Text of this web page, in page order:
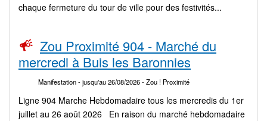
chaque fermeture du tour de ville pour des festivités...
Zou Proximité 904 - Marché du
mercredi à Buis les Baronnies
Manifestation- jusqu'au 26/08/2026- Zou ! Proximité
Ligne 904 Marche Hebdomadaire tous les mercredis du 1er
juillet au 26 août 2026 En raison du marché hebdomadaire